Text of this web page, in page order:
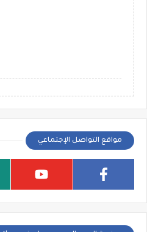
مواقع التواصل الإجتماعي